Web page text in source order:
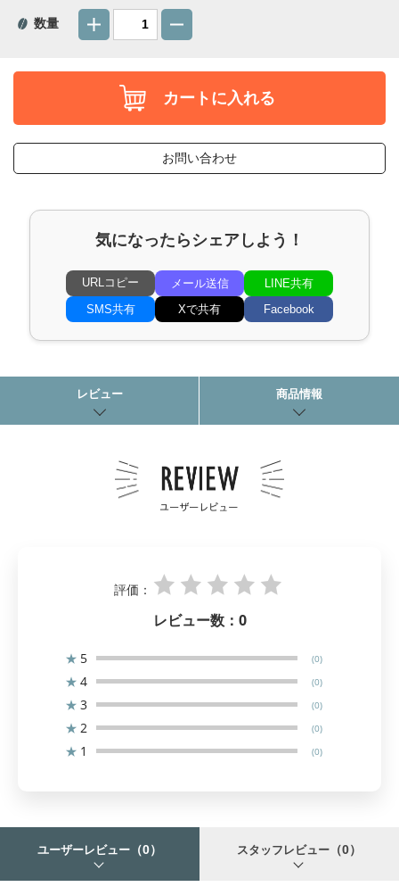
数量
カートに入れる
お問い合わせ
気になったらシェアしよう！
URLコピー メール送信
LINE共有
SMS共有
Xで共有 Facebook
レビュー 商品情報
評価：
レビュー数： 0
★ 5 (0)
★ 4 (0)
★ 3 (0)
★ 2 (0)
★ 1 (0)
ユーザーレビュー （0） スタッフレビュー （0）